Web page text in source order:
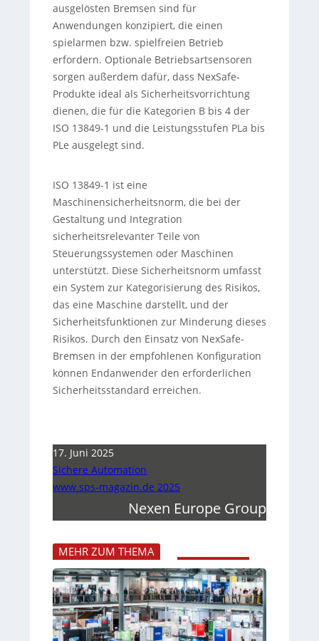
ausgelösten Bremsen sind für
Anwendungen konzipiert, die einen
spielarmen bzw. spielfreien Betrieb
erfordern. Optionale Betriebsartsensoren
sorgen außerdem dafür, dass NexSafe-
Produkte ideal als Sicherheitsvorrichtung
dienen, die für die Kategorien B bis 4 der
ISO 13849-1 und die Leistungsstufen PLa bis
PLe ausgelegt sind.
ISO 13849-1 ist eine
Maschinensicherheitsnorm, die bei der
Gestaltung und Integration
sicherheitsrelevanter Teile von
Steuerungssystemen oder Maschinen
unterstützt. Diese Sicherheitsnorm umfasst
ein System zur Kategorisierung des Risikos,
das eine Maschine darstellt, und der
Sicherheitsfunktionen zur Minderung dieses
Risikos. Durch den Einsatz von NexSafe-
Bremsen in der empfohlenen Konfiguration
können Endanwender den erforderlichen
Sicherheitsstandard erreichen.
17. Juni 2025
Sichere Automation
www.sps-magazin.de 2025
Nexen Europe Group
MEHR ZUM THEMA